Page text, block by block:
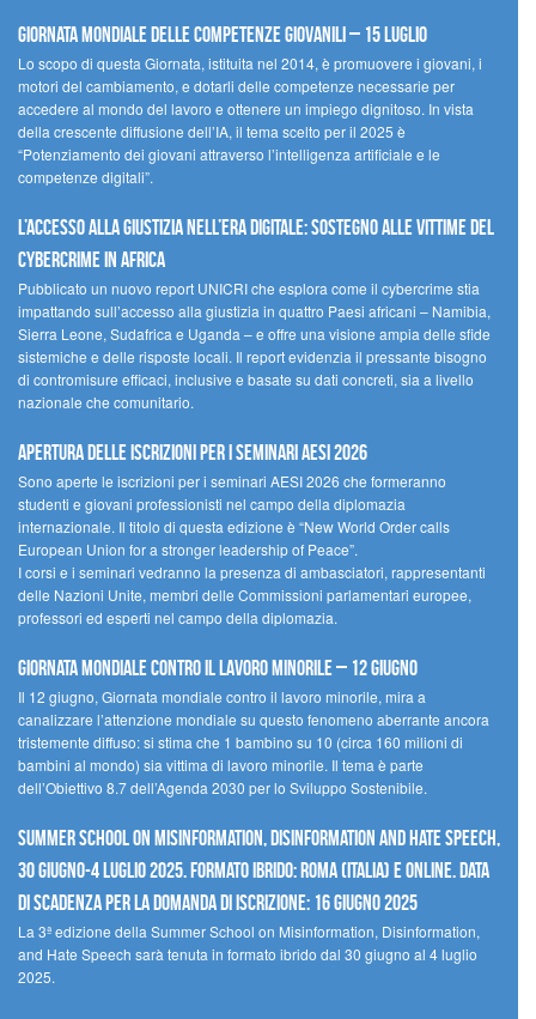
Giornata Mondiale delle Competenze Giovanili – 15 luglio
Lo scopo di questa Giornata, istituita nel 2014, è promuovere i giovani, i
motori del cambiamento, e dotarli delle competenze necessarie per
accedere al mondo del lavoro e ottenere un impiego dignitoso. In vista
della crescente diffusione dell’IA, il tema scelto per il 2025 è
“Potenziamento dei giovani attraverso l’intelligenza artificiale e le
competenze digitali”.
L’accesso alla giustizia nell’era digitale: sostegno alle vittime del
cybercrime in Africa
Pubblicato un nuovo report UNICRI che esplora come il cybercrime stia
impattando sull’accesso alla giustizia in quattro Paesi africani – Namibia,
Sierra Leone, Sudafrica e Uganda – e offre una visione ampia delle sfide
sistemiche e delle risposte locali. Il report evidenzia il pressante bisogno
di contromisure efficaci, inclusive e basate su dati concreti, sia a livello
nazionale che comunitario.
Apertura delle iscrizioni per i seminari AESI 2026
Sono aperte le iscrizioni per i seminari AESI 2026 che formeranno
studenti e giovani professionisti nel campo della diplomazia
internazionale. Il titolo di questa edizione è “New World Order calls
European Union for a stronger leadership of Peace”.
I corsi e i seminari vedranno la presenza di ambasciatori, rappresentanti
delle Nazioni Unite, membri delle Commissioni parlamentari europee,
professori ed esperti nel campo della diplomazia.
Giornata mondiale contro il lavoro minorile – 12 giugno
Il 12 giugno, Giornata mondiale contro il lavoro minorile, mira a
canalizzare l’attenzione mondiale su questo fenomeno aberrante ancora
tristemente diffuso: si stima che 1 bambino su 10 (circa 160 milioni di
bambini al mondo) sia vittima di lavoro minorile. Il tema è parte
dell’Obiettivo 8.7 dell’Agenda 2030 per lo Sviluppo Sostenibile.
Summer School on Misinformation, Disinformation and Hate Speech,
30 giugno-4 luglio 2025. Formato ibrido: Roma (Italia) e online. Data
di scadenza per la domanda di iscrizione: 16 giugno 2025
La 3ª edizione della Summer School on Misinformation, Disinformation,
and Hate Speech sarà tenuta in formato ibrido dal 30 giugno al 4 luglio
2025.